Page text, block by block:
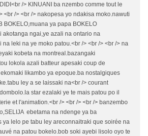
/> KINUANI ba nzembo comme tout le
<br /> <br /> nakopesa yo ndakisa moko.nawuti
BOKELO,muana ya papa BOKELO
akotanga ngai,ye azali na ontario na
na leki na ye moko patou.<br /> <br /> <br /> na
kobeta na montreal.bazangaki
lokola azali batteur apesaki coup de
likambo ya epoque.ba nostalgiques
ley a se laissaki na<br /> courant
star ezalaki ye te mais patou po il
et l'animation.<br /> <br /> <br /> banzembo
ebetama na ndenge ya ba
ya lelo pe tabu ley areconnaitraki que soirée na
na patou bokelo.bob soki ayebi lisolo oyo te